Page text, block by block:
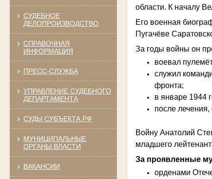
СУДЕБНОЕ
ДЕЛОПРОИЗВОДСТВО
СПРАВОЧНАЯ
ИНФОРМАЦИЯ
ПРЕСС-СЛУЖБА
УПРАВЛЕНИЕ СУДЕБНОГО
ДЕПАРТАМЕНТА
СУДЫ СУБЪЕКТА РФ
МУНИЦИПАЛЬНЫЕ
ОРГАНЫ ВЛАСТИ
ВАКАНСИИ
области. К началу
Его военная
Пугачёве
За годы войны он
воевал
служил
фронта;
в январе 1944
после
Войну Анатолий
младшего
За проявленные
орденами